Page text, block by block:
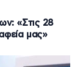
«Στις 28
μας»